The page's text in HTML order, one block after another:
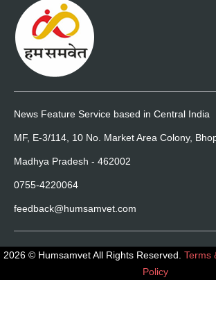
News Feature Service based in Central India
MF, E-3/114, 10 No. Market Area Colony,
Madhya Pradesh - 462002
0755-4220064
feedback@humsamvet.com
2026 © Humsamvet All Rights Reserved. Terms
Policy